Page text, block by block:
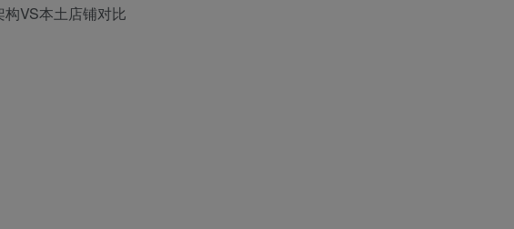
VS本土店铺对比